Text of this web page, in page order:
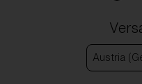
Austria